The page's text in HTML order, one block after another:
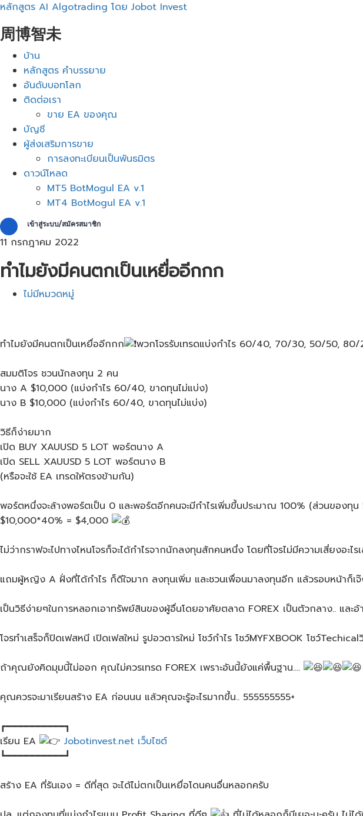
หลักสูตร AI Algotrading โดย Jobot Invest
周博智未
เมนู
บ้าน
หลักสูตร คำบรรยาย
อันดับบอทโลก
ติดต่อเรา
ขาย EA ของคุณ
บัญชี
ผู้ส่งเสริมการขาย
การลงทะเบียนเป็นพันธมิตร
ดาวน์โหลด
MT5 BotMogul EA v.1
MT4 BotMogul EA v.1
เข้าสู่ระบบ/สมัครสมาชิก
11 กรกฎาคม 2022
ทำไมยังมีคนตกเป็นเหยื่ออีกกก​
ไม่มีหมวดหมู่
ทำไมยังมีคนตกเป็นเหยื่ออีกกก​ พวกโจรรับเทรดแบ่งกำไร 60/40, 70/30, 50/50,
สมมติโจร ชวนนักลงทุน 2 คน
นาง A $10,000 (แบ่งกำไร 60/40, ขาดทุนไม่แบ่ง)
นาง B $10,000 (แบ่งกำไร 60/40, ขาดทุนไม่แบ่ง)
วิธีก็ง่ายมาก
เปิด BUY XAUUSD 5 LOT พอร์ตนาง A
เปิด​ SELL XAUUSD 5 LOT พอร์ตนาง​ B
(หรือจะใช้ EA เทรดให้ตรงข้ามกัน)
พอร์ตหนึ่งจะล้างพอร์ตเป็น 0 และพอร์ตอีกคนจะมีกำไรเพิ่มขึ้นประมาณ 100% (ส่วนของทุ
$10,000*40% = $4,000
ไม่ว่ากราฟจะไปทางไหนโจรก็จะได้กำไรจากนักลงทุนสักคนหนึ่ง โดยที่โจรไม่มีความเสี่ยงอะไร
แถมผู้หญิง A ฝั่งที่ได้กำไร ก็ดีใจมาก ลงทุนเพิ่ม และชวนเพื่อนมาลงทุนอีก แล้วรอบหน้าก็เ
เป็นวิธีง่ายๆในการหลอกเอาทรัพย์สินของผู้อื่นโดยอาศัยตลาด FOREX เป็นตัวกลาง.. และอ้
โจรทำเสร็จก็ปิดเฟสหนี​ เปิดเฟสใหม่​ รูปอวตารใหม่​ โชว์กำไร​ โชว์​MYFXBOOK​ โชว์
ถ้าคุณยังคิดมุมนี้ไม่ออก คุณไม่ควรเทรด FOREX เพราะอันนี้ยังแค่พื้นฐาน....
คุณควรจะมาเรียนสร้าง​ EA​ ก่อนน​น แล้วคุณจะรู้อะไรมากขึ้น.. 555555555+
┏━━━━━━━━━━┓
เรียน EA
Jobotinvest.net เว็บไซต์
┗━━━━━━━━━━┛
สร้าง EA ที่รันเอง = ดีที่สุด จะได้ไม่ตกเป็นเหยื่อโดนคนอื่นหลอกครับ